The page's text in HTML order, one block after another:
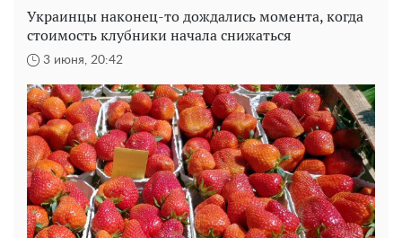
Украинцы наконец-то дождались момента, когда
стоимость клубники начала снижаться
3 июня, 20:42